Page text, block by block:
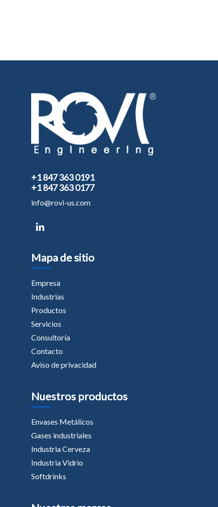
+1 847 363 0191
+1 847 363 0177
info@rovi-us.com
Mapa de sitio
Empresa
Industrias
Productos
Servicios
Consultoría
Contacto
Aviso de privacidad
Nuestros productos
Envases Metálicos
Gases industriales
Industria Cerveza
Industria Vidrio
Softdrinks